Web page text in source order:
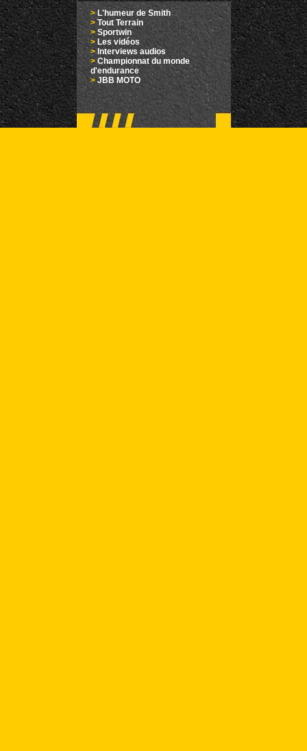
>L'humeur de Smith
> Tout Terrain
> Sportwin
> Les vidéos
> Interviews audios
>Championnat du monde
d'endurance
> JBB MOTO